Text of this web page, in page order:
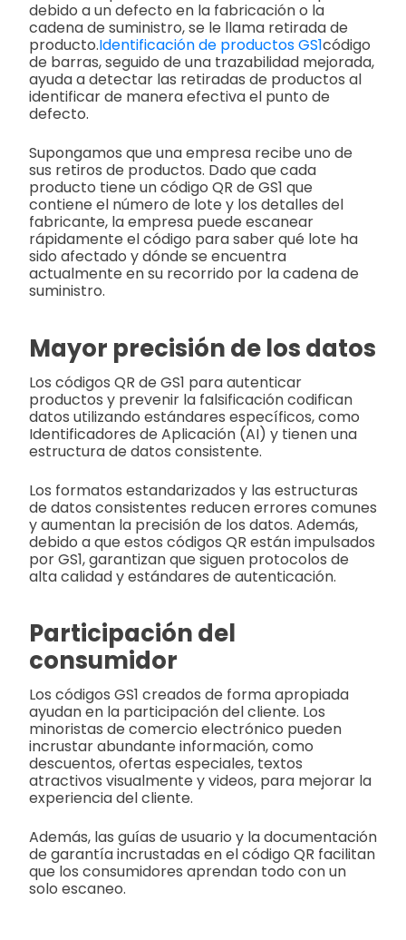
debido a un defecto en la fabricación o la
cadena de suministro, se le llama retirada de
producto.Identificación de productos GS1código
de barras, seguido de una trazabilidad mejorada,
ayuda a detectar las retiradas de productos al
identificar de manera efectiva el punto de
defecto.
Supongamos que una empresa recibe uno de
sus retiros de productos. Dado que cada
producto tiene un código QR de GS1 que
contiene el número de lote y los detalles del
fabricante, la empresa puede escanear
rápidamente el código para saber qué lote ha
sido afectado y dónde se encuentra
actualmente en su recorrido por la cadena de
suministro.
Mayor precisión de los datos
Los códigos QR de GS1 para autenticar
productos y prevenir la falsificación codifican
datos utilizando estándares específicos, como
Identificadores de Aplicación (AI) y tienen una
estructura de datos consistente.
Los formatos estandarizados y las estructuras
de datos consistentes reducen errores comunes
y aumentan la precisión de los datos. Además,
debido a que estos códigos QR están impulsados
por GS1, garantizan que siguen protocolos de
alta calidad y estándares de autenticación.
Participación del
consumidor
Los códigos GS1 creados de forma apropiada
ayudan en la participación del cliente. Los
minoristas de comercio electrónico pueden
incrustar abundante información, como
descuentos, ofertas especiales, textos
atractivos visualmente y videos, para mejorar la
experiencia del cliente.
Además, las guías de usuario y la documentación
de garantía incrustadas en el código QR facilitan
que los consumidores aprendan todo con un
solo escaneo.